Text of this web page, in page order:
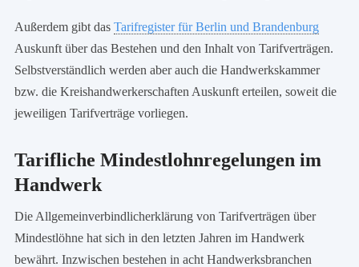
Außerdem gibt das Tarifregister für Berlin und Brandenburg
Auskunft über das Bestehen und den Inhalt von Tarifverträgen.
Selbstverständlich werden aber auch die Handwerkskammer
bzw. die Kreishandwerkerschaften Auskunft erteilen, soweit die
jeweiligen Tarifverträge vorliegen.
Tarifliche Mindestlohnregelungen im
Handwerk
Die Allgemeinverbindlicherklärung von Tarifverträgen über
Mindestlöhne hat sich in den letzten Jahren im Handwerk
bewährt. Inzwischen bestehen in acht Handwerksbranchen